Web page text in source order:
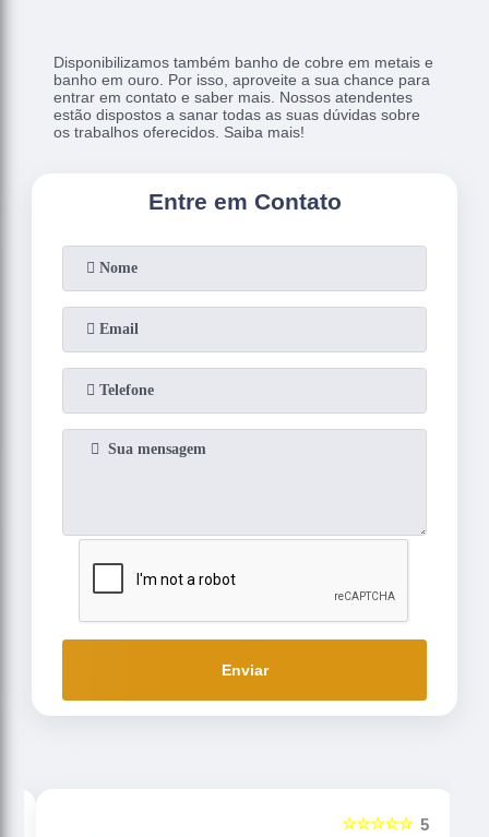
Disponibilizamos também banho de cobre em metais e
banho em ouro. Por isso, aproveite a sua chance para
entrar em contato e saber mais. Nossos atendentes
estão dispostos a sanar todas as suas dúvidas sobre
os trabalhos oferecidos. Saiba mais!
Entre em Contato
Enviar
5
☆☆☆☆☆